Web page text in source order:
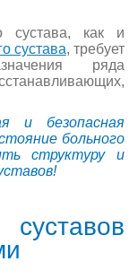
сустава, как и
сустава, требует
ряда
и безопасная
больного
структуру и